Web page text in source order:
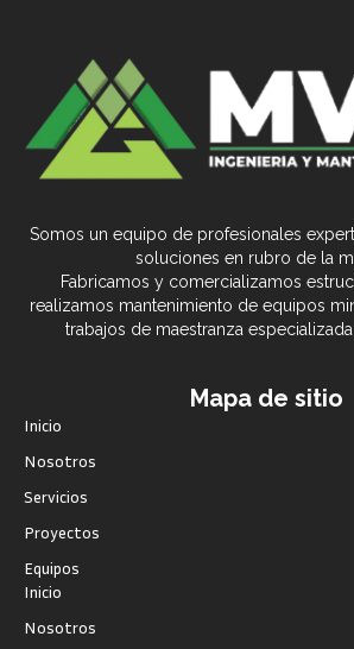
Somos un equipo de profesionales
soluciones en rubro de la
Fabricamos y comercializamos
realizamos mantenimiento de equipos
trabajos de maestranza
Mapa de sitio
Inicio
Nosotros
Servicios
Proyectos
Equipos
Inicio
Nosotros